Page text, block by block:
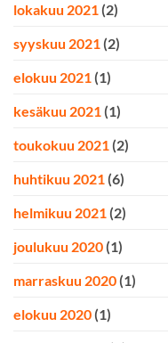
lokakuu 2021 (2)
syyskuu 2021 (2)
elokuu 2021 (1)
kesäkuu 2021 (1)
toukokuu 2021 (2)
huhtikuu 2021 (6)
helmikuu 2021 (2)
joulukuu 2020 (1)
marraskuu 2020 (1)
elokuu 2020 (1)